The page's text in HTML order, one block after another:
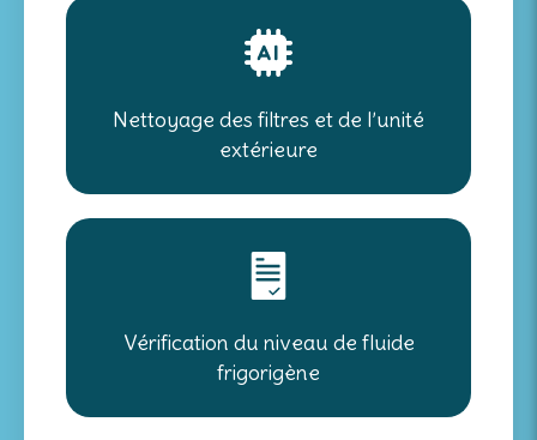
Nettoyage des filtres et de l’unité
extérieure
Vérification du niveau de fluide
frigorigène